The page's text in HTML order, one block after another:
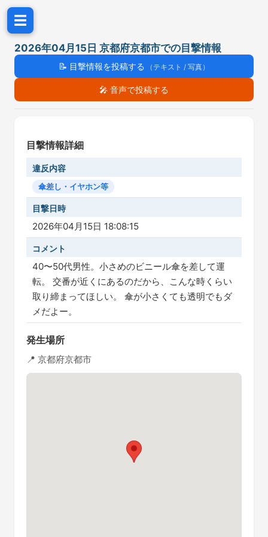
☰
2026年04月15日 京都府京都市での目撃情報
📝 目撃情報を投稿する （テキスト / 写真）
🎤 音声で投稿する
目撃情報詳細
違反内容
傘差し・イヤホン等
目撃日時
2026年04月15日 18:08:15
コメント
40〜50代男性。小さめのビニール傘を差して運
転。 交番が近くにあるのだから、こんな時くらい
取り締まってほしい。 傘が小さくても透明でもダ
メだよー。
発生場所
📍 京都府京都市